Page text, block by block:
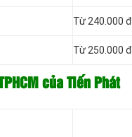
Từ 240.000
Từ 250.000
của Tiến Phát